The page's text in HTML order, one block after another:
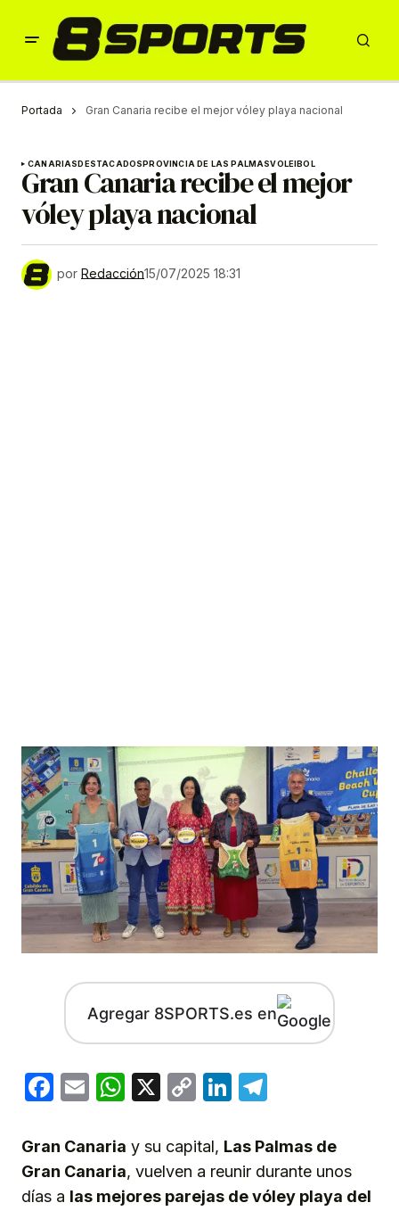
Portada Gran Canaria recibe el mejor vóley playa nacional
CANARIASDESTACADOSPROVINCIA DE LAS PALMASVOLEIBOL
Gran Canaria recibe el mejor
vóley playa nacional
por Redacción15/07/2025 18:31
Agregar 8SPORTS.es en
Facebook
EmailWhatsApp
X
CopyLinkedIn
Gran Canaria y su capital, Las Palmas de
Gran Canaria, vuelven a reunir durante unos
días a las mejores parejas de vóley playa del